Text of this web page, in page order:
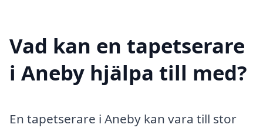
Vad kan en tapetserare
i Aneby hjälpa till med?
En tapetserare i Aneby kan vara till stor